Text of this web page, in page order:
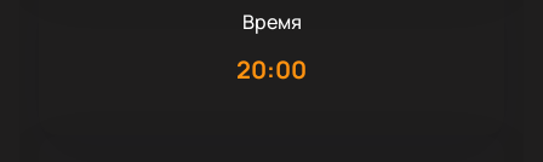
Время
20:00